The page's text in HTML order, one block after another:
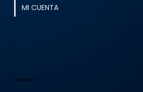
MI CUENTA
Contactos